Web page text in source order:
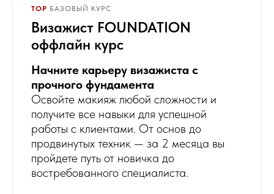
TOP БАЗОВЫЙ КУРС
Визажист FOUNDATION
оффлайн курс
Начните карьеру визажиста с
прочного фундамента
Освойте макияж любой сложности и
получите все навыки для успешной
работы с клиентами. От основ до
продвинутых техник — за 2 месяца вы
пройдете путь от новичка до
востребованного специалиста.